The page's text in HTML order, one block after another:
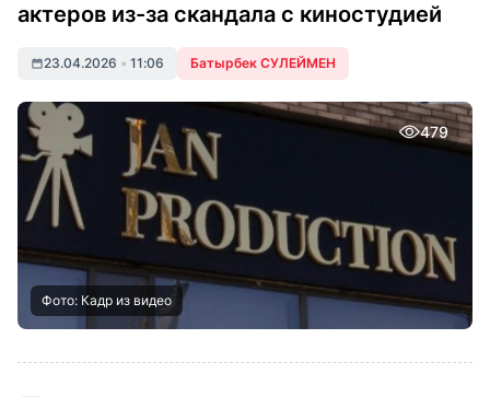
актеров из-за скандала с киностудией
23.04.2026 • 11:06 Батырбек СУЛЕЙМЕН
479
Фото: Кадр из видео